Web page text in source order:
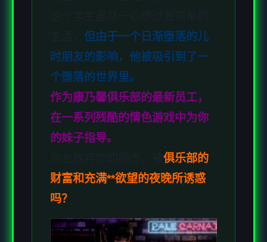
但由于一个日渐堕落的儿
时朋友的影响，他被吸引到了一
个堕落的世界里。
作为康乃馨俱乐部的最新员工，
在一系列残酷的情色游戏中为你
的妹子指导。
俱乐部的
财富和充满**欲望的夜晚所诱惑
吗？